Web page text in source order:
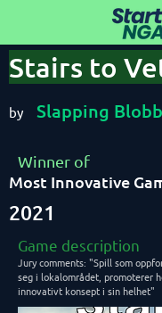
Stairs to
by Slapping
Winner of
Most Innovative
2021
Game description
Jury comments: "Spill som
seg i lokalområdet, promoterer
innovativt konsept i sin helhet"